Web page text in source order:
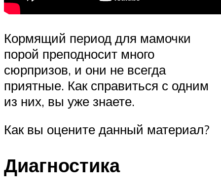
Кормящий период для мамочки
порой преподносит много
сюрпризов, и они не всегда
приятные. Как справиться с одним
из них, вы уже знаете.
Как вы оцените данный материал?
Диагностика